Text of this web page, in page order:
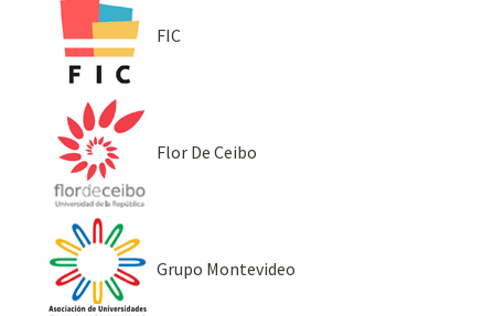
FIC
Flor De Ceibo
Grupo Montevideo